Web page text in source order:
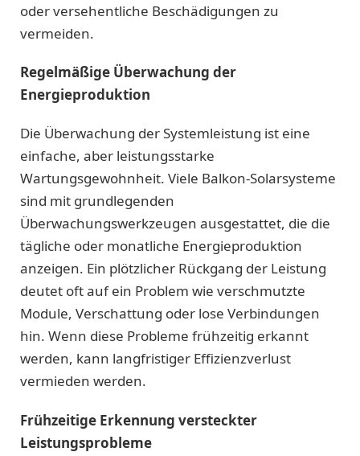
oder versehentliche Beschädigungen zu
vermeiden.
Regelmäßige Überwachung der
Energieproduktion
Die Überwachung der Systemleistung ist eine
einfache, aber leistungsstarke
Wartungsgewohnheit. Viele Balkon-Solarsysteme
sind mit grundlegenden
Überwachungswerkzeugen ausgestattet, die die
tägliche oder monatliche Energieproduktion
anzeigen. Ein plötzlicher Rückgang der Leistung
deutet oft auf ein Problem wie verschmutzte
Module, Verschattung oder lose Verbindungen
hin. Wenn diese Probleme frühzeitig erkannt
werden, kann langfristiger Effizienzverlust
vermieden werden.
Frühzeitige Erkennung versteckter
Leistungsprobleme